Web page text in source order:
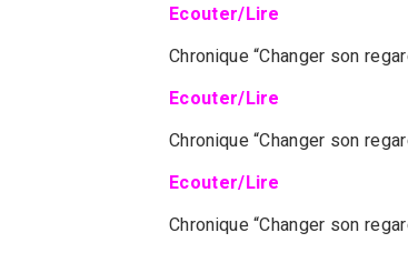
Ecouter/Lire
Chronique “Changer son
Ecouter/Lire
Chronique “Changer son
Ecouter/Lire
Chronique “Changer son